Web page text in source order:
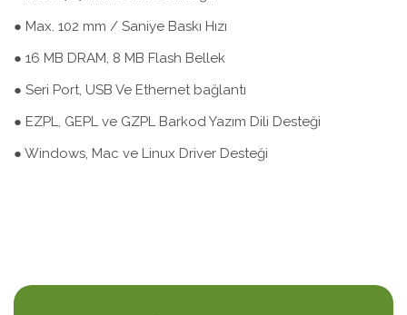
● Max. 102 mm / Saniye Baskı Hızı
● 16 MB DRAM, 8 MB Flash Bellek
● Seri Port, USB Ve Ethernet bağlantı
● EZPL, GEPL ve GZPL Barkod Yazım Dili Desteği
● Windows, Mac ve Linux Driver Desteği